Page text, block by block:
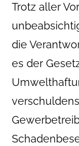
Trotz aller
die
es der